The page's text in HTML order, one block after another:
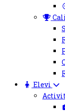
Elevi